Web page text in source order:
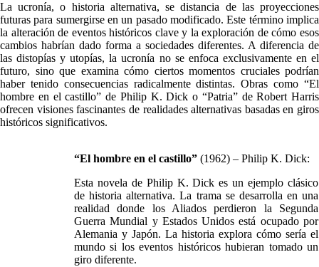
La ucronía, o historia alternativa, se distancia de las proyecciones
futuras para sumergirse en un pasado modificado. Este término implica
la alteración de eventos históricos clave y la exploración de cómo esos
cambios habrían dado forma a sociedades diferentes. A diferencia de
las distopías y utopías, la ucronía no se enfoca exclusivamente en el
futuro, sino que examina cómo ciertos momentos cruciales podrían
haber tenido consecuencias radicalmente distintas. Obras como “El
hombre en el castillo” de Philip K. Dick o “Patria” de Robert Harris
ofrecen visiones fascinantes de realidades alternativas basadas en giros
históricos significativos.
“El hombre en el castillo” (1962) – Philip K. Dick:
Esta novela de Philip K. Dick es un ejemplo clásico
de historia alternativa. La trama se desarrolla en una
realidad donde los Aliados perdieron la Segunda
Guerra Mundial y Estados Unidos está ocupado por
Alemania y Japón. La historia explora cómo sería el
mundo si los eventos históricos hubieran tomado un
giro diferente.